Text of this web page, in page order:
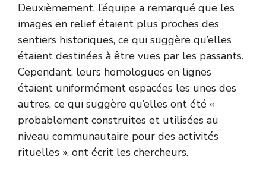
Deuxièmement, l’équipe a remarqué que les
images en relief étaient plus proches des
sentiers historiques, ce qui suggère qu’elles
étaient destinées à être vues par les passants.
Cependant, leurs homologues en lignes
étaient uniformément espacées les unes des
autres, ce qui suggère qu’elles ont été «
probablement construites et utilisées au
niveau communautaire pour des activités
rituelles », ont écrit les chercheurs.